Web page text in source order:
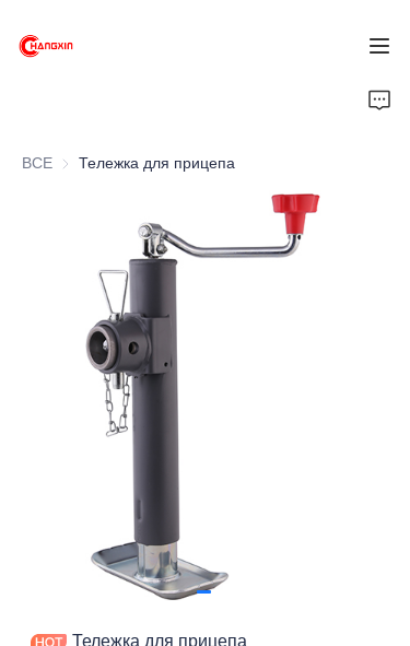
ВСЕ Тележка для прицепа
Тележка для прицепа
Поддержка